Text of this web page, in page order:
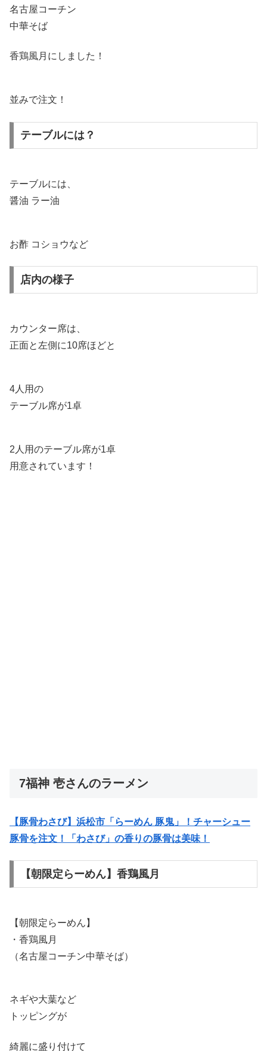
名古屋コーチン
中華そば
香鶏風月にしました！
並みで注文！
テーブルには？
テーブルには、
醤油 ラー油
お酢 コショウなど
店内の様子
カウンター席は、
正面と左側に10席ほどと
4人用の
テーブル席が1卓
2人用のテーブル席が1卓
用意されています！
7福神 壱さんのラーメン
【豚骨わさび】浜松市「らーめん 豚鬼」！チャーシュー
豚骨を注文！「わさび」の香りの豚骨は美味！
【朝限定らーめん】香鶏風月
【朝限定らーめん】
・香鶏風月
（名古屋コーチン中華そば）
ネギや大葉など
トッピングが
綺麗に盛り付けて